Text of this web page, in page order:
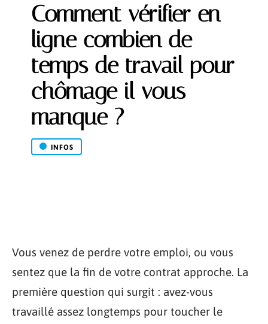
Comment vérifier en
ligne combien de
temps de travail pour
chômage il vous
manque ?
INFOS
Vous venez de perdre votre emploi, ou vous
sentez que la fin de votre contrat approche. La
première question qui surgit : avez-vous
travaillé assez longtemps pour toucher le